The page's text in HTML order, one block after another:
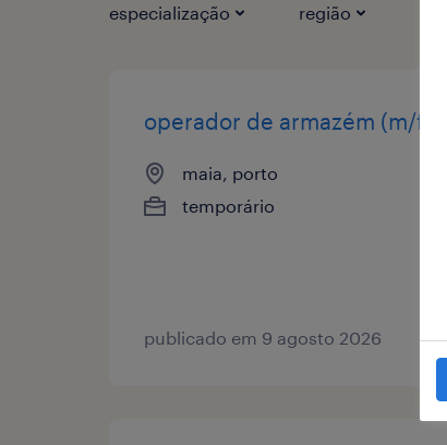
especialização região
operador de armazém (m/f/x)
maia, porto
temporário
publicado em 9 agosto 2026